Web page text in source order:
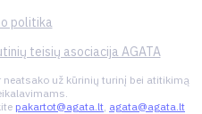
politika
teisių asociacija AGATA
neatsako už kūrinių turinį bei atitikimą
pakartot@agata.lt, agata@agata.lt